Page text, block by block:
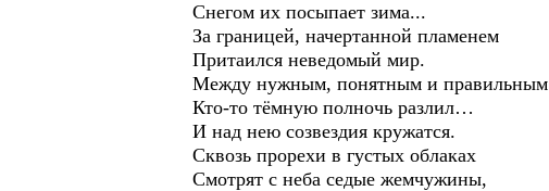
Снегом их посыпает зима...
За границей, начертанной пламенем
Притаился неведомый мир.
Между нужным, понятным и правильным
Кто-то тёмную полночь разлил…
И над нею созвездия кружатся.
Сквозь прорехи в густых облаках
Смотрят с неба седые жемчужины,